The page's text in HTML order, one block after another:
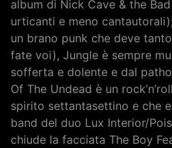
album di Nick Cave & the
urticanti e meno
un brano punk che deve
fate voi), Jungle è sempre
sofferta e dolente e dal
Of The Undead è un
spirito settantasettino e che
band del duo Lux Interior/
chiude la facciata The Boy